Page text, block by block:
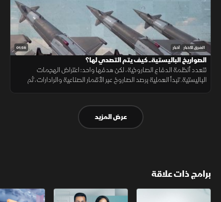
01:56 الشرق للأخبار أخبار
الصواريخ الباليستية.. كيف يتم التصدي لها؟
تتعدد أنظمة الدفاع الصاروخية، لكن هدفها واحد: اعتراض الهجمات
الباليستية. تبدأ العملية برصد الصاروخ عبر الأقمار الصناعية والرادارات، ثم
عرض المزيد
برامج ذات علاقة
مع الشرق الأوسط الخبر الآخر أخبار الشرق